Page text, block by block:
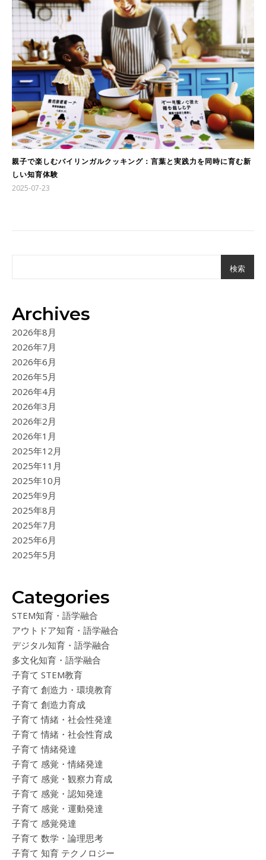
親子で楽しむバイリンガルクッキング：言葉と実践力を同時に育む新
しい知育体験
2025-07-23
検索
Archives
2026年8月
2026年7月
2026年6月
2026年5月
2026年4月
2026年3月
2026年2月
2026年1月
2025年12月
2025年11月
2025年10月
2025年9月
2025年8月
2025年7月
2025年6月
2025年5月
Categories
STEM知育・語学融合
アウトドア知育・語学融合
デジタル知育・語学融合
多文化知育・語学融合
子育て STEM教育
子育て 創造力・環境教育
子育て 創造力育成
子育て 情緒・社会性発達
子育て 情緒・社会性育成
子育て 情緒発達
子育て 感覚・情緒発達
子育て 感覚・観察力育成
子育て 感覚・認知発達
子育て 感覚・運動発達
子育て 感覚発達
子育て 数学・論理思考
子育て 知育 テクノロジー